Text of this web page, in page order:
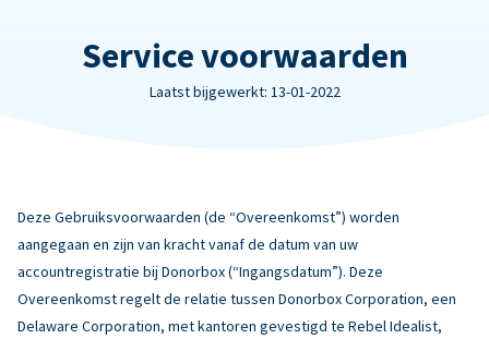
Service voorwaarden
Laatst bijgewerkt: 13-01-2022
Deze Gebruiksvoorwaarden (de “Overeenkomst”) worden
aangegaan en zijn van kracht vanaf de datum van uw
accountregistratie bij Donorbox (“Ingangsdatum”). Deze
Overeenkomst regelt de relatie tussen Donorbox Corporation, een
Delaware Corporation, met kantoren gevestigd te Rebel Idealist,